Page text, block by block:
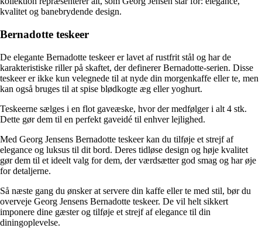
kvalitet og banebrydende design.
Bernadotte teskeer
De elegante Bernadotte teskeer er lavet af rustfrit stål og har de
karakteristiske riller på skaftet, der definerer Bernadotte-serien. Disse
teskeer er ikke kun velegnede til at nyde din morgenkaffe eller te, men
kan også bruges til at spise blødkogte æg eller yoghurt.
Teskeerne sælges i en flot gaveæske, hvor der medfølger i alt 4 stk.
Dette gør dem til en perfekt gaveidé til enhver lejlighed.
Med Georg Jensens Bernadotte teskeer kan du tilføje et strejf af
elegance og luksus til dit bord. Deres tidløse design og høje kvalitet
gør dem til et ideelt valg for dem, der værdsætter god smag og har øje
for detaljerne.
Så næste gang du ønsker at servere din kaffe eller te med stil, bør du
overveje Georg Jensens Bernadotte teskeer. De vil helt sikkert
imponere dine gæster og tilføje et strejf af elegance til din
diningoplevelse.